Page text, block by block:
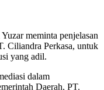
meminta penjelasan
Ciliandra Perkasa, untuk
yang adil.
dalam
Daerah, PT.